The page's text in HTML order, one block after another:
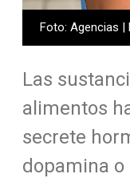
Foto: Agencias |
Las
alimentos
secrete
dopamina o